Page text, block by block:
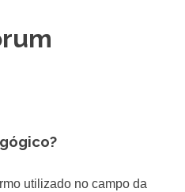
utilizado no campo da